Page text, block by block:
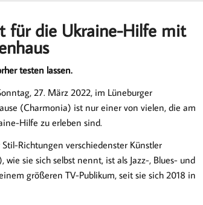
für die Ukraine-Hilfe mit
testen lassen.
27. März 2022, im Lüneburger
(Charmonia) ist nur einer von vielen, die am
Hilfe zu erleben sind.
Richtungen verschiedenster Künstler
wie sie sich selbst nennt, ist als Jazz-, Blues- und
größeren TV-Publikum, seit sie sich 2018 in